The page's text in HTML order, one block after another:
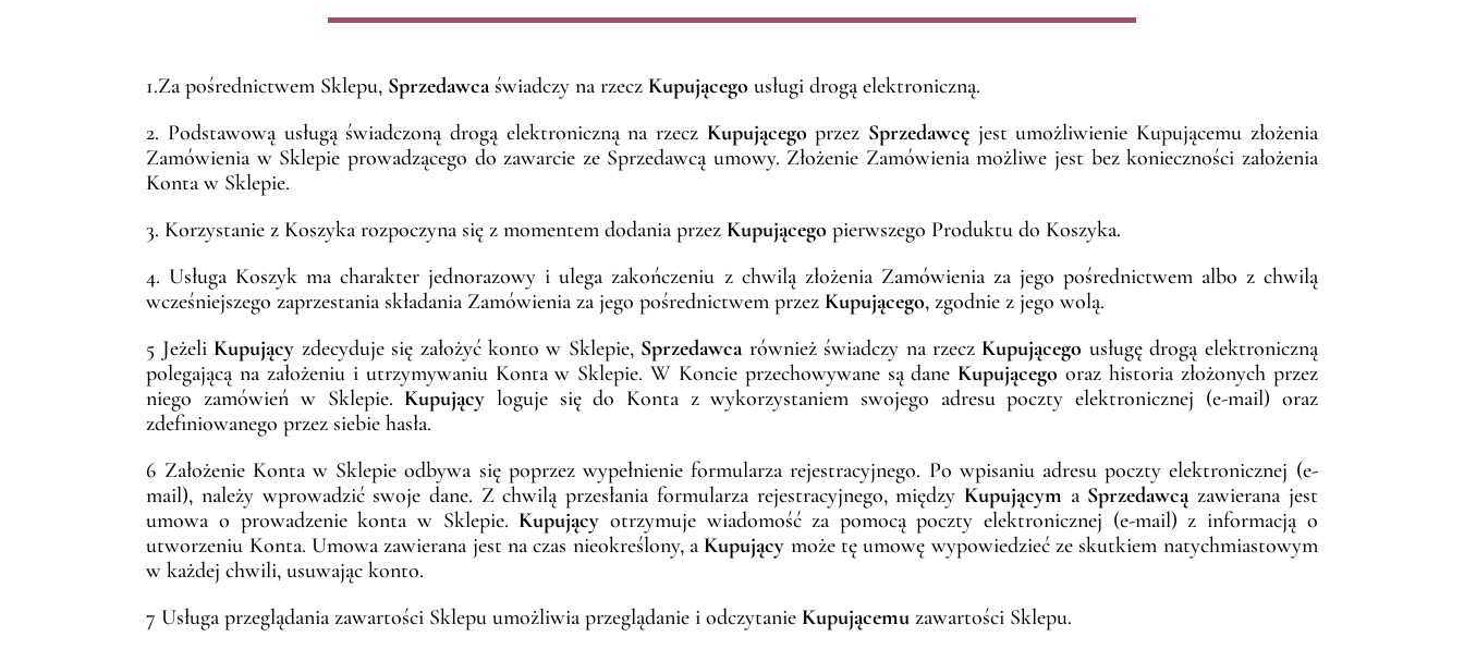
1.Za pośrednictwem Sklepu, Sprzedawcaświadczy na rzeczKupującego usługi drogą elektroniczną.
2. Podstawową usługą świadczoną drogą elektroniczną na rzecz Kupującego przez Sprzedawcęjest umożliwienie Kupującemu złożenia
Zamówienia w Sklepie prowadzącego do zawarcie ze Sprzedawcą umowy. Złożenie Zamówienia możliwe jest bez konieczności założenia
Konta w Sklepie.
3. Korzystanie z Koszyka rozpoczyna się z momentem dodania przezKupującego pierwszego Produktu do Koszyka.
4. Usługa Koszyk ma charakter jednorazowy i ulega zakończeniu z chwilą złożenia Zamówienia za jego pośrednictwem albo z chwilą
wcześniejszego zaprzestania składania Zamówienia za jego pośrednictwem przezKupującego, zgodnie z jego wolą.
5 JeżeliKupujący zdecyduje się założyć konto w Sklepie, Sprzedawcarównież świadczy na rzeczKupującego usługę drogą elektroniczną
polegającą na założeniu i utrzymywaniu Konta w Sklepie. W Koncie przechowywane są daneKupującego oraz historia złożonych przez
niego zamówień w Sklepie.Kupujący loguje się do Konta z wykorzystaniem swojego adresu poczty elektronicznej (e-mail) oraz
zdefiniowanego przez siebie hasła.
6 Założenie Konta w Sklepie odbywa się poprzez wypełnienie formularza rejestracyjnego. Po wpisaniu adresu poczty elektronicznej (e-
mail), należy wprowadzić swoje dane. Z chwilą przesłania formularza rejestracyjnego, między Kupującym a Sprzedawcązawierana jest
umowa o prowadzenie konta w Sklepie.Kupujący otrzymuje wiadomość za pomocą poczty elektronicznej (e-mail) z informacją o
utworzeniu Konta. Umowa zawierana jest na czas nieokreślony, aKupujący może tę umowę wypowiedzieć ze skutkiem natychmiastowym
w każdej chwili, usuwając konto.
7 Usługa przeglądania zawartości Sklepu umożliwia przeglądanie i odczytanieKupującemu zawartości Sklepu.